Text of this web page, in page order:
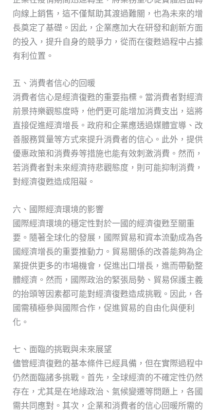
向線上銷售，這不僅幫助其渡過難關，也為未來的增
長奠定了基礎。因此，企業應加大在研發和創新方面
的投入，提升自身的競爭力，從而在復甦過程中占據
有利位置。
五、消費者信心的回暖
消費者信心是經濟復甦的重要指標。當消費者對經濟
前景持樂觀態度時，他們更可能增加消費支出，這將
直接促進經濟增長。政府和企業應透過媒體宣導、改
善服務質量等方式來提升消費者的信心。此外，提供
優惠政策和消費券等措施也能有效刺激消費。然而，
若消費者對未來經濟持悲觀態度，則可能抑制消費，
對經濟復甦造成阻礙。
六、國際經濟環境的影響
國際經濟環境的穩定性對於一國的經濟復甦至關重
要。隨著全球化的發展，國際貿易和資本流動成為各
國經濟增長的重要推動力。貿易關係的改善能夠為企
業提供更多的市場機會，促進出口增長，進而帶動整
體經濟。然而，國際政治的緊張局勢、貿易保護主義
的抬頭等因素都可能對經濟復甦造成挑戰。因此，各
國需積極參與國際合作，促進貿易的自由化與便利
化。
七、面臨的挑戰與未來展望
儘管經濟復甦的基本條件已經具備，但在實際過程中
仍然面臨諸多挑戰。首先，全球經濟的不確定性仍然
存在，尤其是在地緣政治、氣候變遷等問題上，各國
需共同應對。其次，企業和消費者的信心回暖所需的